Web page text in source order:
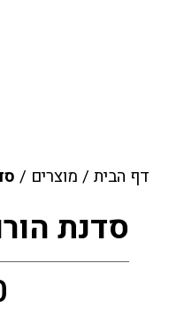
דף הבית / מוצרים /
סדנת הורות